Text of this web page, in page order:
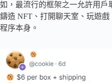
如，最流行的框架之一允許用戶
鑄造 NFT、打開聊天室、玩遊
程序本身。